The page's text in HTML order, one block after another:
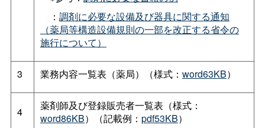
： 調剤に必要な設備及び器具に関する通知
（薬局等構造設備規則の一部を改正する省令の
施行について）
3 業務内容一覧表（薬局）（様式： word63KB）
4
薬剤師及び登録販売者一覧表（様式：
word86KB）（記載例： pdf53KB）